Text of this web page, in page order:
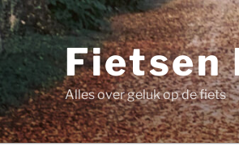
Ga
naar
de
inhoud
Fietsen
Alles over geluk op de fiets